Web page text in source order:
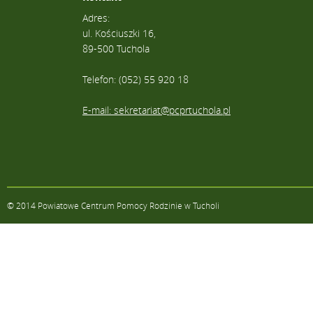
Adres:
ul. Kościuszki 16,
89-500 Tuchola
Telefon: (052) 55 920 18
E-mail: sekretariat@pcprtuchola.pl
© 2014 Powiatowe Centrum Pomocy Rodzinie w Tucholi